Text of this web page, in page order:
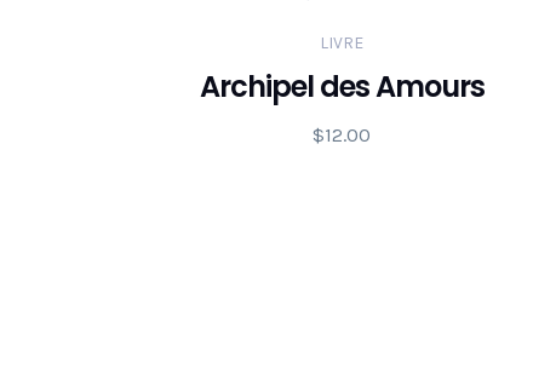
LIVRE
Archipel des Amours
$12.00